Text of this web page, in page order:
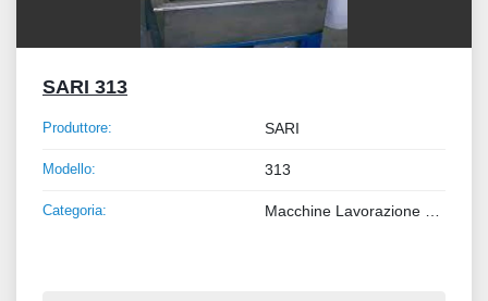
SARI 313
Produttore: SARI
Modello: 313
Categoria: